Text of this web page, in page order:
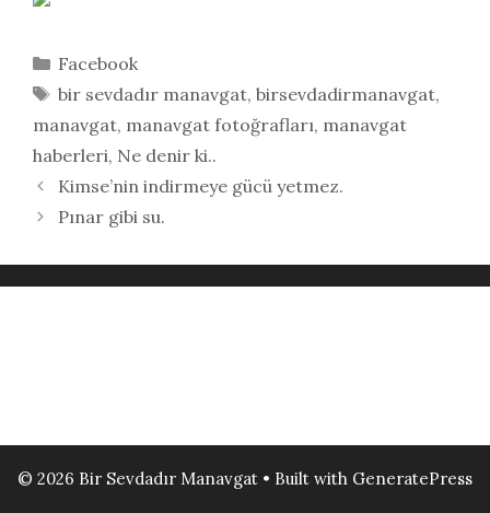
Kategoriler
Facebook
Etiketler
bir sevdadır manavgat, birsevdadirmanavgat,
manavgat, manavgat fotoğrafları, manavgat
haberleri, Ne denir ki..
Kimse’nin indirmeye gücü yetmez.
Pınar gibi su.
© 2026 Bir Sevdadır Manavgat • Built with GeneratePress